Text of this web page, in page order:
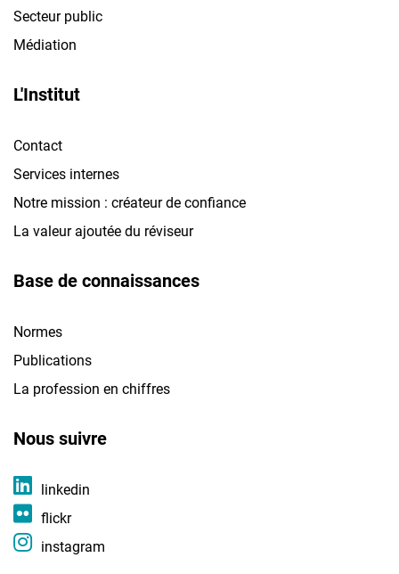
Secteur public
Médiation
L'Institut
Contact
Services internes
Notre mission : créateur de confiance
La valeur ajoutée du réviseur
Base de connaissances
Normes
Publications
La profession en chiffres
Nous suivre
linkedin
flickr
instagram